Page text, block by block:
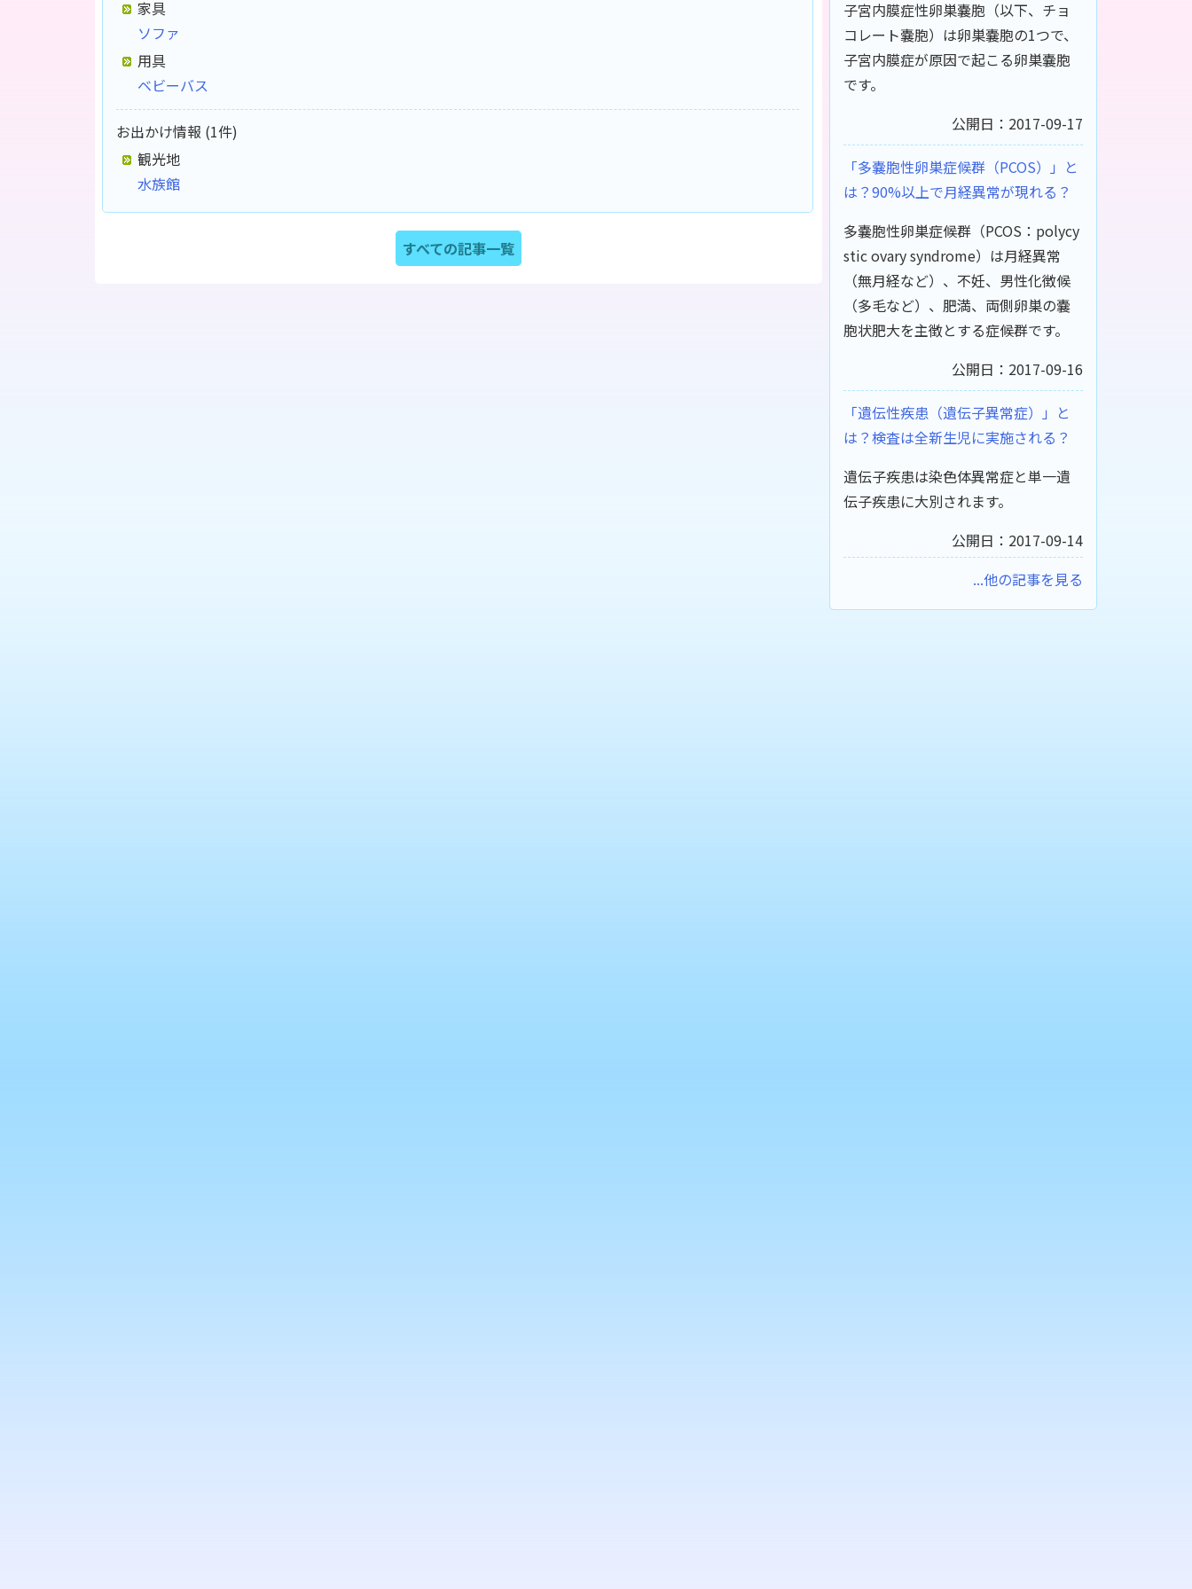
家具
ソファ
用具
ベビーバス
お出かけ情報 (1件)
観光地
水族館
すべての記事一覧
子宮内膜症性卵巣嚢胞（以下、チョ
コレート嚢胞）は卵巣嚢胞の1つで、
子宮内膜症が原因で起こる卵巣嚢胞
です。
公開日：2017-09-17
「多嚢胞性卵巣症候群（PCOS）」と
は？90%以上で月経異常が現れる？
多嚢胞性卵巣症候群（PCOS：polycy
stic ovary syndrome）は月経異常
（無月経など）、不妊、男性化徴候
（多毛など）、肥満、両側卵巣の嚢
胞状肥大を主徴とする症候群です。
公開日：2017-09-16
「遺伝性疾患（遺伝子異常症）」と
は？検査は全新生児に実施される？
遺伝子疾患は染色体異常症と単一遺
伝子疾患に大別されます。
公開日：2017-09-14
...他の記事を見る